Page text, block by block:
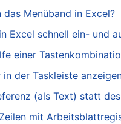
Menüband in Excel?
Excel schnell ein- und
einer
der Taskleiste
(als Text) statt
mit